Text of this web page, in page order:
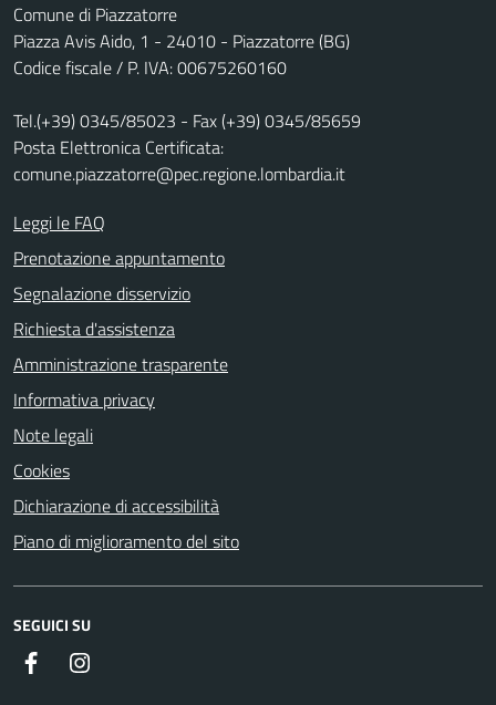
Comune di Piazzatorre
Piazza Avis Aido, 1 - 24010 - Piazzatorre (BG)
Codice fiscale / P. IVA: 00675260160
Tel.(+39) 0345/85023 - Fax (+39) 0345/85659
Posta Elettronica Certificata:
comune.piazzatorre@pec.regione.lombardia.it
Leggi le FAQ
Prenotazione appuntamento
Segnalazione disservizio
Richiesta d'assistenza
Amministrazione trasparente
Informativa privacy
Note legali
Cookies
Dichiarazione di accessibilità
Piano di miglioramento del sito
SEGUICI SU
Facebook